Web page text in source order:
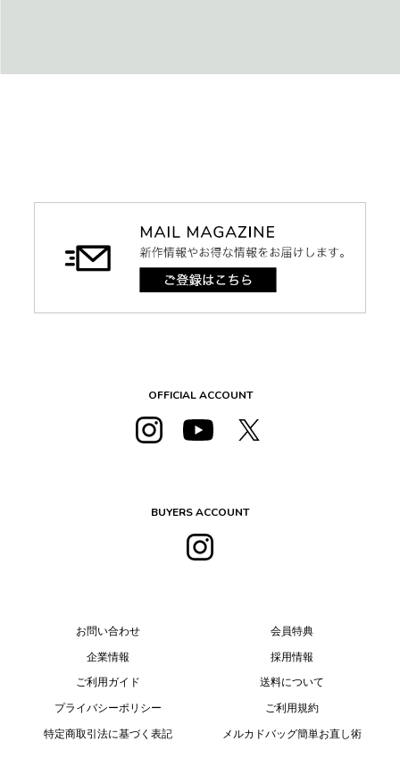
OFFICIAL ACCOUNT
BUYERS ACCOUNT
お問い合わせ
企業情報
ご利用ガイド
プライバシーポリシー
特定商取引法に基づく表記
会員特典
採用情報
送料について
ご利用規約
メルカドバッグ簡単お直し術